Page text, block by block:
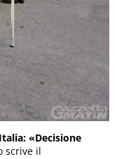
«Decisione
scrive il